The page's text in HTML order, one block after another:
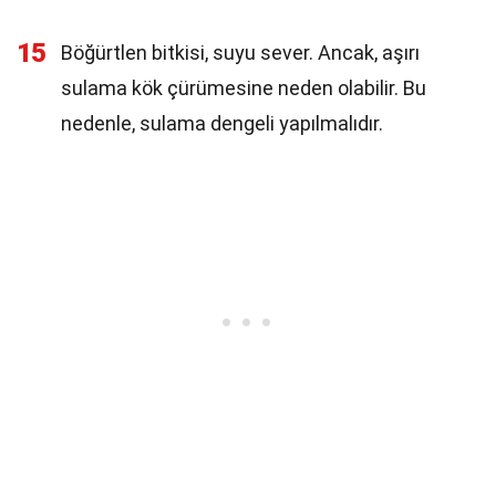
15
Böğürtlen bitkisi, suyu sever. Ancak, aşırı
sulama kök çürümesine neden olabilir. Bu
nedenle, sulama dengeli yapılmalıdır.